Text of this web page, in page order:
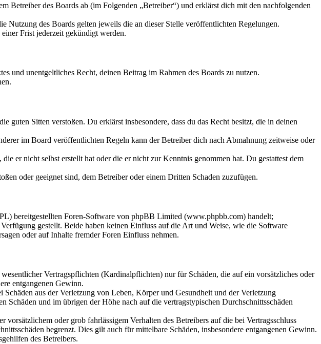
des Boards ab (im Folgenden „Betreiber“) und erklärst dich mit den nachfolgenden
Nutzung des Boards gelten jeweils die an dieser Stelle veröffentlichten Regelungen.
Frist jederzeit gekündigt werden.
und unentgeltliches Recht, deinen Beitrag im Rahmen des Boards zu nutzen.
guten Sitten verstoßen. Du erklärst insbesondere, dass du das Recht besitzt, die in deinen
im Board veröffentlichten Regeln kann der Betreiber dich nach Abmahnung zeitweise oder
er nicht selbst erstellt hat oder die er nicht zur Kenntnis genommen hat. Du gestattest dem
oder geeignet sind, dem Betreiber oder einem Dritten Schaden zuzufügen.
bereitgestellten Foren-Software von phpBB Limited (www.phpbb.com) handelt;
gestellt. Beide haben keinen Einfluss auf die Art und Weise, wie die Software
oder auf Inhalte fremder Foren Einfluss nehmen.
Vertragspflichten (Kardinalpflichten) nur für Schäden, die auf ein vorsätzliches oder
entgangenen Gewinn.
aus der Verletzung von Leben, Körper und Gesundheit und der Verletzung
und im übrigen der Höhe nach auf die vertragstypischen Durchschnittsschäden
oder grob fahrlässigem Verhalten des Betreibers auf die bei Vertragsschluss
begrenzt. Dies gilt auch für mittelbare Schäden, insbesondere entgangenen Gewinn.
des Betreibers.